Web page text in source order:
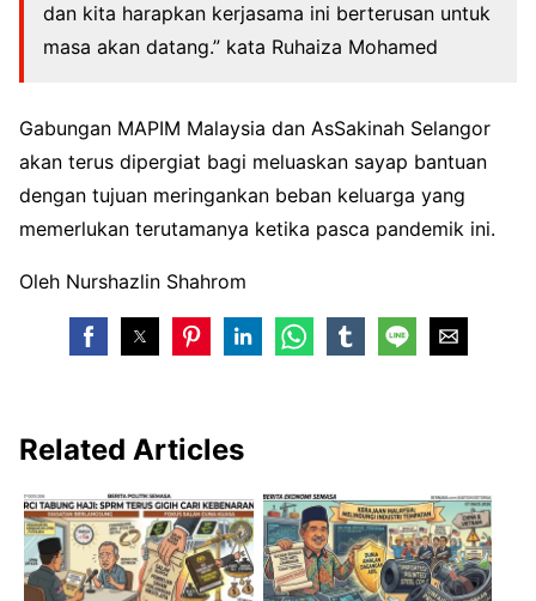
dan kita harapkan kerjasama ini berterusan untuk
masa akan datang.” kata Ruhaiza Mohamed
Gabungan MAPIM Malaysia dan AsSakinah Selangor
akan terus dipergiat bagi meluaskan sayap bantuan
dengan tujuan meringankan beban keluarga yang
memerlukan terutamanya ketika pasca pandemik ini.
Oleh Nurshazlin Shahrom
Related Articles